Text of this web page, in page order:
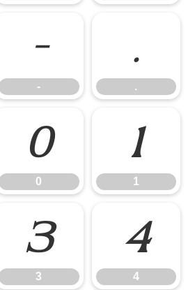
-
-
.
.
0
0
1
1
3
3
4
4